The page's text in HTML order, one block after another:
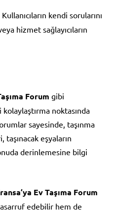
Kullanıcıların kendi sorularını
hizmet sağlayıcıların
Forum gibi
noktasında
sayesinde, taşınma
eşyaların
derinlemesine bilgi
Ev Taşıma Forum
edebilir hem de